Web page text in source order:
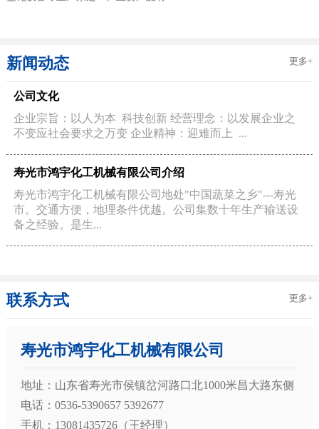
更多+
新闻动态
公司文化
企业宗旨：以人为本 科技创新 经营理念：以发展企业之
不变应社会要求之万变 企业精神：迎难而上 ...
寿光市鸿宇化工机械有限公司介绍
寿光市鸿宇化工机械有限公司地处"中国蔬菜之乡"---寿光
市。交通方便，地理条件优越。公司集数十年生产输送设
备之经验。是生...
更多+
联系方式
寿光市鸿宇化工机械有限公司
地址：山东省寿光市侯镇岔河路口北1000米昌大路东侧
电话：0536-5390657 5392677
手机：13081435726（王经理）